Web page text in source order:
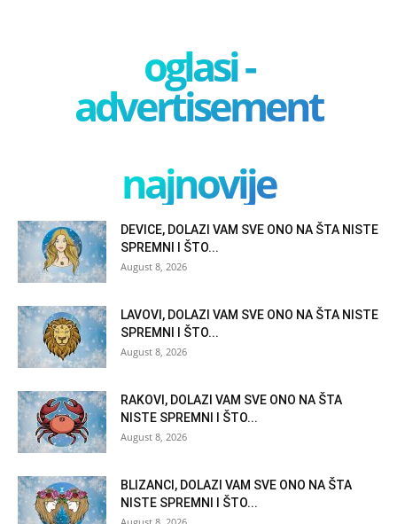
oglasi -
advertisement
najnovije
DEVICE, DOLAZI VAM SVE ONO NA ŠTA NISTE
SPREMNI I ŠTO...
August 8, 2026
LAVOVI, DOLAZI VAM SVE ONO NA ŠTA NISTE
SPREMNI I ŠTO...
August 8, 2026
RAKOVI, DOLAZI VAM SVE ONO NA ŠTA
NISTE SPREMNI I ŠTO...
August 8, 2026
BLIZANCI, DOLAZI VAM SVE ONO NA ŠTA
NISTE SPREMNI I ŠTO...
August 8, 2026